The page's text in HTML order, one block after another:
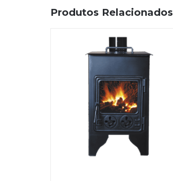
Produtos Relacionados